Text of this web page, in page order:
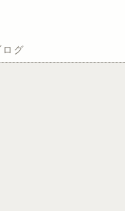
ログ